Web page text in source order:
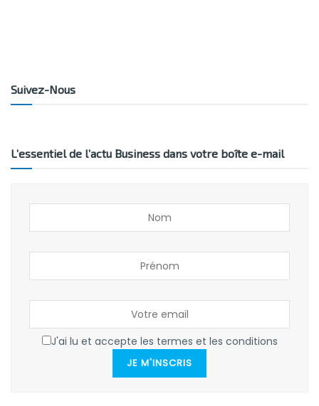
Suivez-Nous
L’essentiel de l’actu Business dans votre boîte e-mail
J'ai lu et accepte les termes et les conditions
JE M'INSCRIS